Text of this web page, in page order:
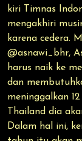
kiri Timnas
mengakhiri
karena cedera.
@asnawi_bhr,
harus naik ke
dan
meninggalkan
Thailand dia
Dalam hal ini,